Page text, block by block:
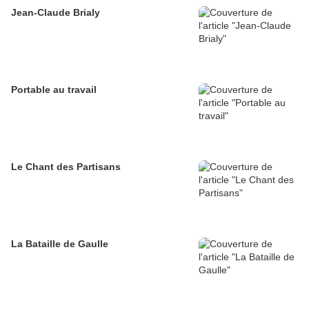
Jean-Claude Brialy
Portable au travail
Le Chant des Partisans
La Bataille de Gaulle